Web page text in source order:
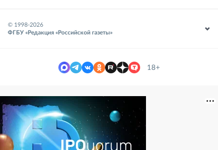
© 1998-2026
ФГБУ «Редакция «Российской газеты»
18+